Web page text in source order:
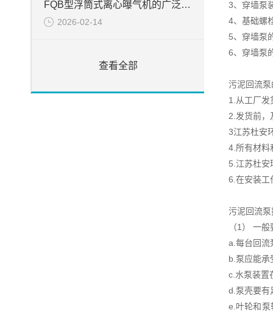
FQB型浮筒式离心曝气机的广泛应用
2026-02-14
查看全部
3、穿墙泵
4、基础螺
5、穿墙泵
6、穿墙泵
污泥回流
1.从工厂发
2.发货前，
3江苏杜安
4.所有材料
5.江苏杜安
6.在安装工
污泥回流
（1） 一
a.每台回流
b.泵应能承
c.水泵装置
d.泵壳要有
e.叶轮和泵